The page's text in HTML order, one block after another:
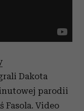
Dakota
parodii
Fasola. Video